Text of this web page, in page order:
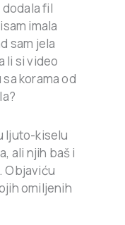
dodala fil
imala
sam jela
li si video
korama od
ljuto-kiselu
ali njih baš i
Objaviću
omiljenih